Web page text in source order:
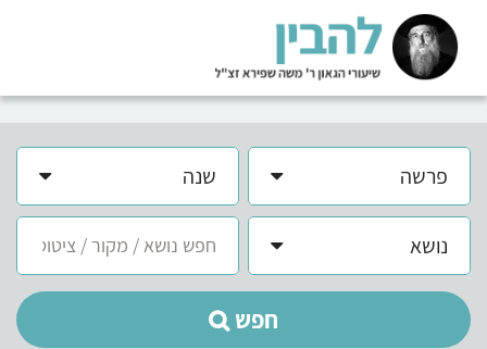
פרשה שנה
נושא
חפש